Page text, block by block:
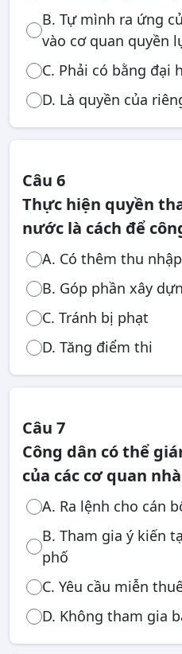
B. Tự mình ra ứng
vào cơ quan quyền
C. Phải có bằng đại
D. Là quyền của
Câu 6
Thực hiện quyền
nước là cách để
A. Có thêm thu nhập
B. Góp phần xây
C. Tránh bị phạt
D. Tăng điểm thi
Câu 7
Công dân có thể
của các cơ quan
A. Ra lệnh cho cán
B. Tham gia ý kiến
phố
C. Yêu cầu miễn
D. Không tham gia